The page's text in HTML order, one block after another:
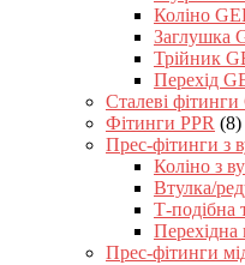
Коліно
Заглушка
Трійник
Перехід
Сталеві фітинги
Фітинги PPR (8)
Прес-фітинги з
Коліно з
Втулка/
Т-подібна
Перехідна
Прес-фітинги